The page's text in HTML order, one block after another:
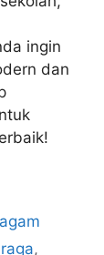
ingin
dan
,